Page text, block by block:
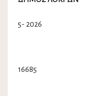
5- 2026
16685